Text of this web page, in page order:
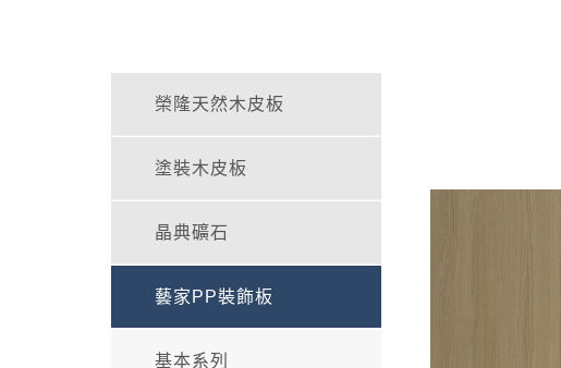
榮隆天然木皮板
塗裝木皮板
晶典礦石
藝家PP裝飾板
基本系列